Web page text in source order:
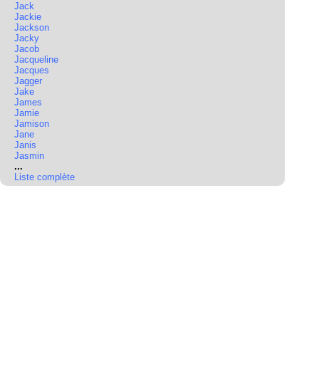
Jack
Jackie
Jackson
Jacky
Jacob
Jacqueline
Jacques
Jagger
Jake
James
Jamie
Jamison
Jane
Janis
Jasmin
...
Liste complète